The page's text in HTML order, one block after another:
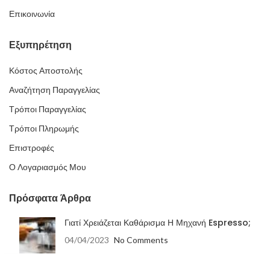
Επικοινωνία
Εξυπηρέτηση
Κόστος Αποστολής
Αναζήτηση Παραγγελίας
Τρόποι Παραγγελίας
Τρόποι Πληρωμής
Επιστροφές
Ο Λογαριασμός Μου
Πρόσφατα Άρθρα
Γιατί Χρειάζεται Καθάρισμα Η Μηχανή Espresso;
04/04/2023 No Comments